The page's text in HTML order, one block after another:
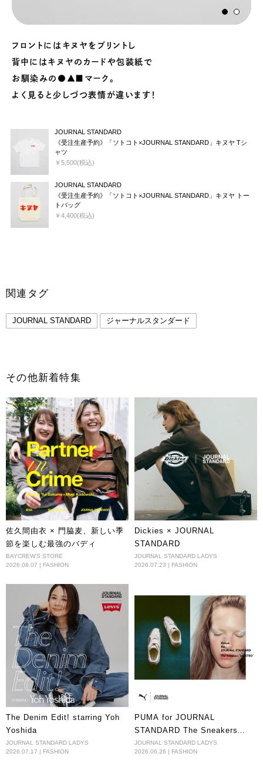
フロントにはキヌヤをプリントし
背中にはキヌヤのカードや包装紙で
お馴染みの●▲■マーク。
よく見ると少しづつ表情が違います！
JOURNAL STANDARD
《受注生産予約》「ソトコト×JOURNAL STANDARD」キヌヤ Tシ
ャツ
￥5,500(税込)
JOURNAL STANDARD
《受注生産予約》「ソトコト×JOURNAL STANDARD」キヌヤ トー
トバッグ
￥4,400(税込)
関連タグ
JOURNAL STANDARD ジャーナルスタンダード
その他新着特集
佐久間由衣 × 門脇麦、新しい季
節を楽しむ最強のバディ
BAYCREW'S STORE
2026.08.07 | FASHION
Dickies × JOURNAL
STANDARD
JOURNAL STANDARD LADYS
2026.07.23 | FASHION
The Denim Edit! starring Yoh
Yoshida
JOURNAL STANDARD LADYS
2026.07.17 | FASHION
PUMA for JOURNAL
STANDARD The Sneakers
“MOSTRO”
JOURNAL STANDARD LADYS
2026.06.26 | FASHION